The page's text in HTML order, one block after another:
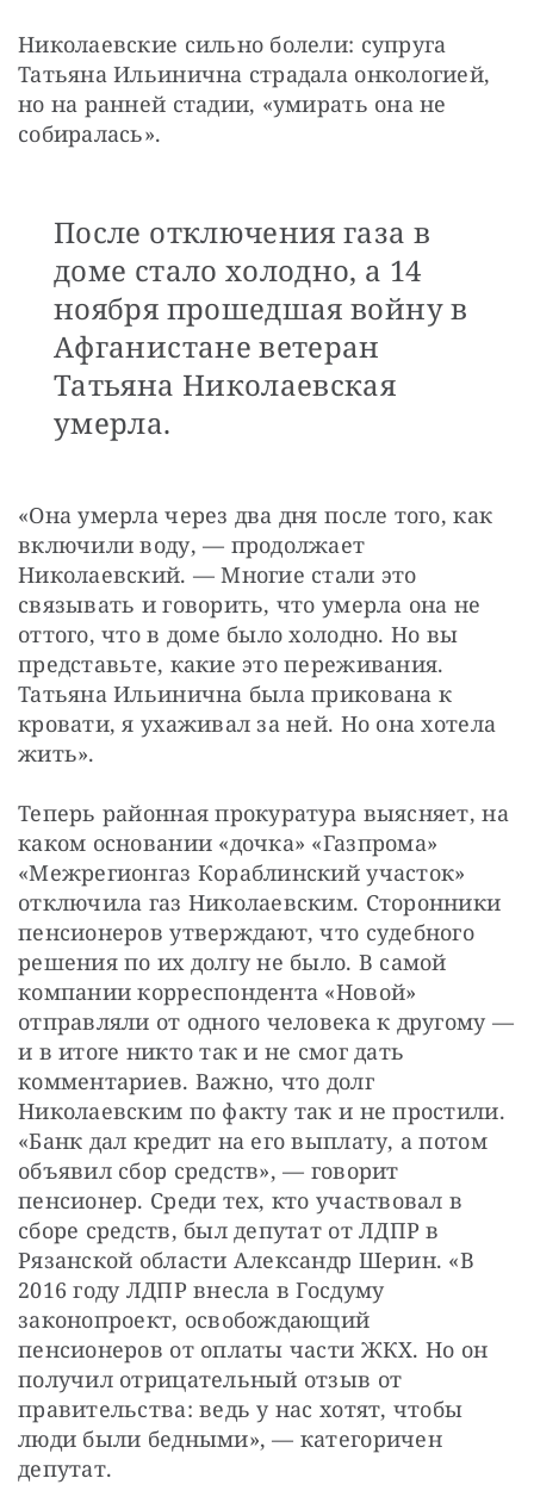
Николаевские сильно болели: супруга
Татьяна Ильинична страдала онкологией,
но на ранней стадии, «умирать она не
собиралась».
После отключения газа в
доме стало холодно, а 14
ноября прошедшая войну в
Афганистане ветеран
Татьяна Николаевская
умерла.
«Она умерла через два дня после того, как
включили воду, — продолжает
Николаевский. — Многие стали это
связывать и говорить, что умерла она не
оттого, что в доме было холодно. Но вы
представьте, какие это переживания.
Татьяна Ильинична была прикована к
кровати, я ухаживал за ней. Но она хотела
жить».
Теперь районная прокуратура выясняет, на
каком основании «дочка» «Газпрома»
«Межрегионгаз Кораблинский участок»
отключила газ Николаевским. Сторонники
пенсионеров утверждают, что судебного
решения по их долгу не было. В самой
компании корреспондента «Новой»
отправляли от одного человека к другому —
и в итоге никто так и не смог дать
комментариев. Важно, что долг
Николаевским по факту так и не простили.
«Банк дал кредит на его выплату, а потом
объявил сбор средств», — говорит
пенсионер. Среди тех, кто участвовал в
сборе средств, был депутат от ЛДПР в
Рязанской области Александр Шерин. «В
2016 году ЛДПР внесла в Госдуму
законопроект, освобождающий
пенсионеров от оплаты части ЖКХ. Но он
получил отрицательный отзыв от
правительства: ведь у нас хотят, чтобы
люди были бедными», — категоричен
депутат.